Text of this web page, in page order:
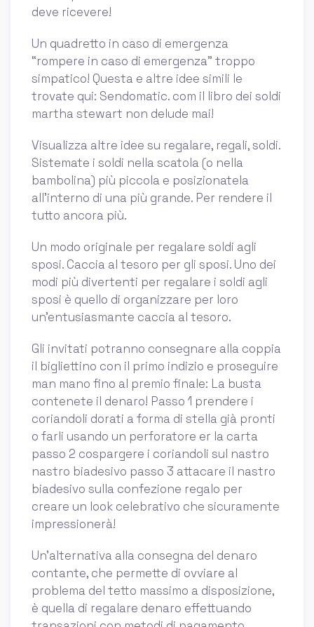
deve ricevere!
Un quadretto in caso di emergenza
“rompere in caso di emergenza” troppo
simpatico! Questa e altre idee simili le
trovate qui: Sendomatic. com il libro dei soldi
martha stewart non delude mai!
Visualizza altre idee su regalare, regali, soldi.
Sistemate i soldi nella scatola (o nella
bambolina) più piccola e posizionatela
all'interno di una più grande. Per rendere il
tutto ancora più.
Un modo originale per regalare soldi agli
sposi. Caccia al tesoro per gli sposi. Uno dei
modi più divertenti per regalare i soldi agli
sposi è quello di organizzare per loro
un’entusiasmante caccia al tesoro.
Gli invitati potranno consegnare alla coppia
il bigliettino con il primo indizio e proseguire
man mano fino al premio finale: La busta
contenete il denaro! Passo 1 prendere i
coriandoli dorati a forma di stella già pronti
o farli usando un perforatore er la carta
passo 2 cospargere i coriandoli sul nastro
nastro biadesivo passo 3 attacare il nastro
biadesivo sulla confezione regalo per
creare un look celebrativo che sicuramente
impressionerà!
Un’alternativa alla consegna del denaro
contante, che permette di ovviare al
problema del tetto massimo a disposizione,
è quella di regalare denaro effettuando